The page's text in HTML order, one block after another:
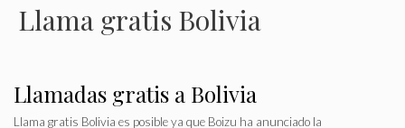
Llama gratis Bolivia
Llamadas gratis a Bolivia
Llama gratis Bolivia es posible ya que Boizu ha anunciado la